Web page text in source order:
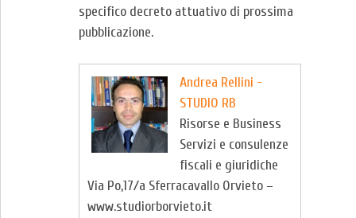
specifico decreto attuativo di prossima
pubblicazione.
Andrea Rellini -
STUDIO RB
Risorse e Business
Servizi e consulenze
fiscali e giuridiche
Via Po,17/a Sferracavallo Orvieto –
www.studiorborvieto.it